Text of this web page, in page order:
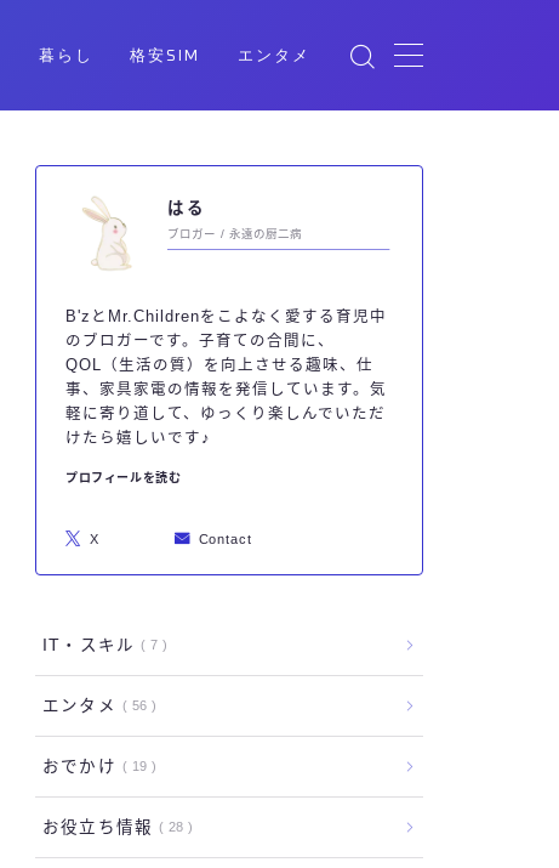
暮らし 格安SIM エンタメ
はる
ブロガー / 永遠の厨二病
B'zとMr.Childrenをこよなく愛する育児中
のブロガーです。子育ての合間に、
QOL（生活の質）を向上させる趣味、仕
事、家具家電の情報を発信しています。気
軽に寄り道して、ゆっくり楽しんでいただ
けたら嬉しいです♪
プロフィールを読む
X Contact
IT・スキル 7
エンタメ 56
おでかけ 19
お役立ち情報 28